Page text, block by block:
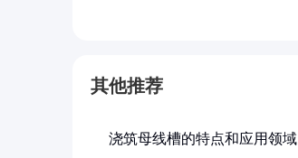
其他推荐
浇筑母线槽的特点和应用领域